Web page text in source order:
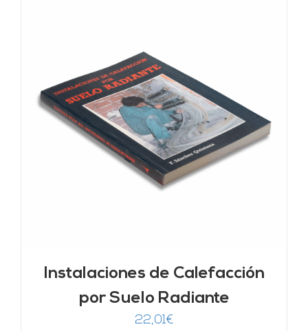
Instalaciones de Calefacción
por Suelo Radiante
22,01€